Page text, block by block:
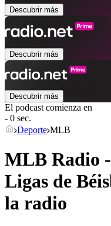
Descubrir más
Descubrir más
Descubrir más
El podcast comienza en
- 0 sec.
Deporte MLB
MLB Radio
Ligas de
la radio